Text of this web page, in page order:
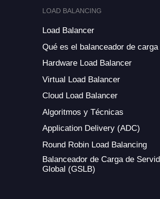
LOAD BALANCING
Load Balancer
Qué es el balanceador de carga
Hardware Load Balancer
Virtual Load Balancer
Cloud Load Balancer
Algoritmos y Técnicas
Application Delivery (ADC)
Round Robin Load Balancing
Balanceador de Carga de
Global (GSLB)